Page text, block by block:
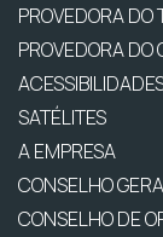
PROVEDORA DO
PROVEDORA DO
SATÉLITES
A EMPRESA
CONSELHO
CONSELHO DE